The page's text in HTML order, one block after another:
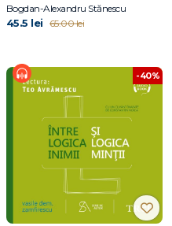
Bogdan-Alexandru Stănescu
45.5 lei 65.00 lei
-40%